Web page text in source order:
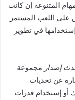
المتنوعة إن كانت
على اللعب المستمر
في تطوير
مجموعة
عن تحديات
أو إستخدام قدرات